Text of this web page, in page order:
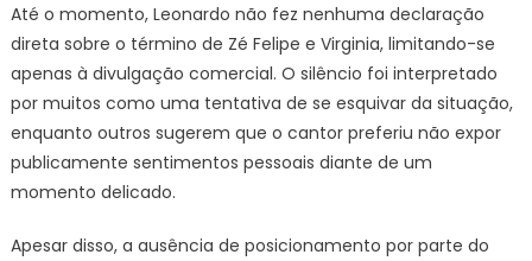
Até o momento, Leonardo não fez nenhuma declaração
direta sobre o término de Zé Felipe e Virginia, limitando-se
apenas à divulgação comercial. O silêncio foi interpretado
por muitos como uma tentativa de se esquivar da situação,
enquanto outros sugerem que o cantor preferiu não expor
publicamente sentimentos pessoais diante de um
momento delicado.
Apesar disso, a ausência de posicionamento por parte do